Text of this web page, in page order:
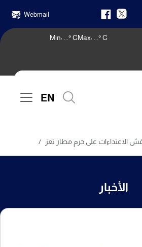
Webmail
Max: ° C
Min: ° C
EN
الاعتداءات على حرم مطار تعز
الأخبار